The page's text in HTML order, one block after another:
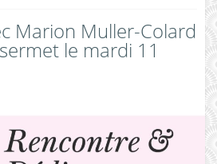
Marion Muller-Colard
le mardi 11